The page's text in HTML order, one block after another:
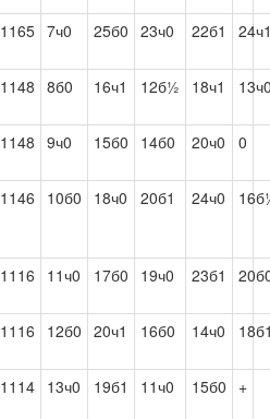
1165 7ч0 25б0 23ч0 22б1
1148 8б0 16ч1 12б½ 18ч1
1148 9ч0 15б0 14б0 20ч0 0
1146 10б0 18ч0 20б1 24ч0
1116 11ч0 17б0 19ч0 23б1
1116 12б0 20ч1 16б0 14ч0
1114 13ч0 19б1 11ч0 15б0 +